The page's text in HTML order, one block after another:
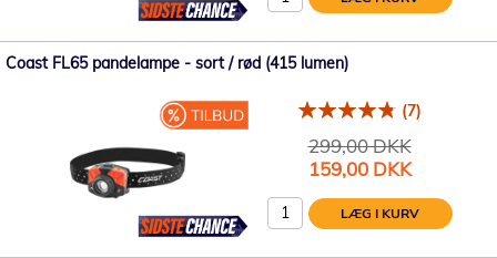
Coast FL65 pandelampe - sort / rød (415 lumen)
(7)
299,00 DKK
Tilbudspris
159,00 DKK
LÆG I KURV